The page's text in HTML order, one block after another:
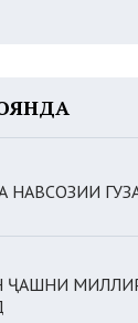
НАВСОЗИИ
ҶАШНИ